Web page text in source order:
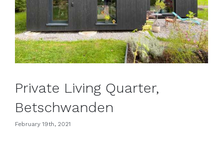
Private Living Quarter,
Betschwanden
February 19th, 2021